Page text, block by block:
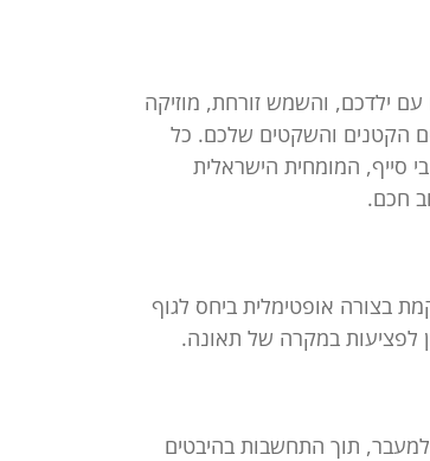
ילדכם, והשמש זורחת, מוזיקה
הקטנים והשקטים שלכם. כל
סייף, המומחית הישראלית
חכם.
בצורה אופטימלית ביחס לגוף
לפציעות במקרה של תאונה.
למעבר, תוך התחשבות בהיבטים